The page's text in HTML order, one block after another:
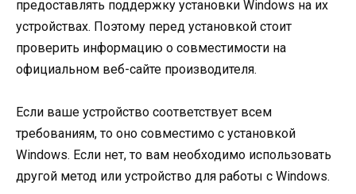
предоставлять поддержку установки Windows на их
устройствах. Поэтому перед установкой стоит
проверить информацию о совместимости на
официальном веб-сайте производителя.
Если ваше устройство соответствует всем
требованиям, то оно совместимо с установкой
Windows. Если нет, то вам необходимо использовать
другой метод или устройство для работы с Windows.